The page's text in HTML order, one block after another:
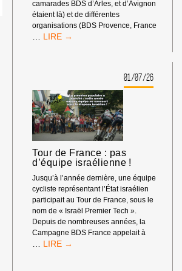
camarades BDS d’Arles, et d’Avignon
étaient là) et de différentes
organisations (BDS Provence, France
RASSEMBLEMENT
D’AIX-
EN-
PROVENCE
01/07/26
Tour de France : pas
d’équipe israélienne !
Jusqu’à l’année dernière, une équipe
cycliste représentant l’État israélien
participait au Tour de France, sous le
nom de « Israël Premier Tech ».
Depuis de nombreuses années, la
Campagne BDS France appelait à
TOUR